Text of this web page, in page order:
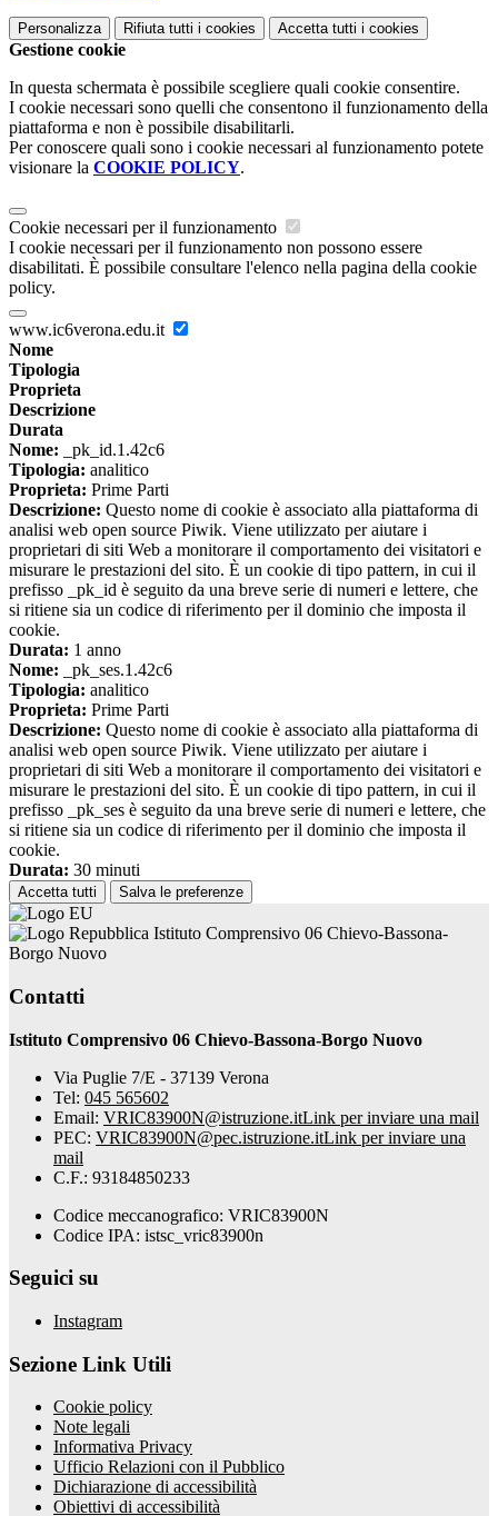
Personalizza Rifiuta tutti i cookies Accetta tutti i cookies
Gestione cookie
In questa schermata è possibile scegliere quali cookie consentire.
I cookie necessari sono quelli che consentono il funzionamento della
piattaforma e non è possibile disabilitarli.
Per conoscere quali sono i cookie necessari al funzionamento potete
visionare la COOKIE POLICY.
Cookie necessari per il funzionamento
I cookie necessari per il funzionamento non possono essere
disabilitati. È possibile consultare l'elenco nella pagina della cookie
policy.
www.ic6verona.edu.it
Nome
Tipologia
Proprieta
Descrizione
Durata
Nome: _pk_id.1.42c6
Tipologia: analitico
Proprieta: Prime Parti
Descrizione: Questo nome di cookie è associato alla piattaforma di
analisi web open source Piwik. Viene utilizzato per aiutare i
proprietari di siti Web a monitorare il comportamento dei visitatori e
misurare le prestazioni del sito. È un cookie di tipo pattern, in cui il
prefisso _pk_id è seguito da una breve serie di numeri e lettere, che
si ritiene sia un codice di riferimento per il dominio che imposta il
cookie.
Durata: 1 anno
Nome: _pk_ses.1.42c6
Tipologia: analitico
Proprieta: Prime Parti
Descrizione: Questo nome di cookie è associato alla piattaforma di
analisi web open source Piwik. Viene utilizzato per aiutare i
proprietari di siti Web a monitorare il comportamento dei visitatori e
misurare le prestazioni del sito. È un cookie di tipo pattern, in cui il
prefisso _pk_ses è seguito da una breve serie di numeri e lettere, che
si ritiene sia un codice di riferimento per il dominio che imposta il
cookie.
Durata: 30 minuti
Accetta tutti Salva le preferenze
Istituto Comprensivo 06 Chievo-Bassona-
Borgo Nuovo
Contatti
Istituto Comprensivo 06 Chievo-Bassona-Borgo Nuovo
Via Puglie 7/E - 37139 Verona
Tel: 045 565602
Email: VRIC83900N@istruzione.itLink per inviare una mail
PEC: VRIC83900N@pec.istruzione.itLink per inviare una
mail
C.F.: 93184850233
Codice meccanografico: VRIC83900N
Codice IPA: istsc_vric83900n
Seguici su
Instagram
Sezione Link Utili
Cookie policy
Note legali
Informativa Privacy
Ufficio Relazioni con il Pubblico
Dichiarazione di accessibilità
Obiettivi di accessibilità